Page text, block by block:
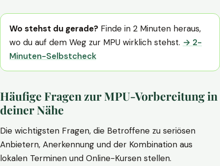
Wo stehst du gerade? Finde in 2 Minuten heraus,
wo du auf dem Weg zur MPU wirklich stehst. → 2-
Minuten-Selbstcheck
Häufige Fragen zur MPU-Vorbereitung in
deiner Nähe
Die wichtigsten Fragen, die Betroffene zu seriösen
Anbietern, Anerkennung und der Kombination aus
lokalen Terminen und Online-Kursen stellen.